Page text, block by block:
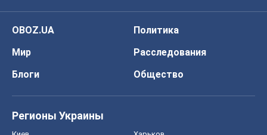
OBOZ.UA
Политика
Мир
Расследования
Блоги
Общество
Регионы Украины